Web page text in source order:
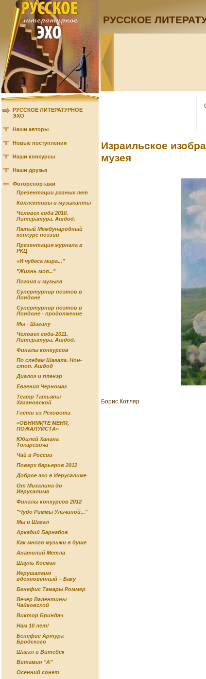
РУССКОЕ
РУССКОЕ ЛИТЕРАТУРНОЕ
ЭХО
Наши авторы
Новые поступления
Наши конкурсы
Наши друзья
Фоторепортажи
Презентации разных лет
Коллективы и музыканты
Человек года 2010.
Литература. Ашдод.
Пятый Международный
конкурс поэзии
Презентация журнала в
РКЦ
«И чудеса мира..."
"Жизнь моя..."
Поэзия и музыка
Супертурнир поэтов в
Лондоне
Супертурнир поэтов в
Лондоне - продолжение
Мы - Шагалу
Человек года-2011.
Литература. Ашдод.
Финалы конкурсов
По следам Шагала. Нон-
стоп. Ашдод
Диалог и пленэр
Евгения Черномаз
Театр Татьяны
Хазановской
Гости из Реховота
«ОБНИМИТЕ МЕНЯ,
ПОЖАЛУЙСТА»
Юбилей Ханана
Токаревича
Чай в России
Поверх барьеров 2012
Доброе эхо в Иерусалиме
От Михалина до
Иерусалима
Финалы конкурсов 2012
"Чудо Риммы Ульчиной..."
Мы и Шагал
Аркадий Барнабов
Как много музыки в душе
Анатолий Метла
Шауль Косман
Иерушалаим
вдохновенный – Баку
Бенефис Тамары Роммер
Вечер Валентины
Чайковской
Виктор Бриндач
Нам 10 лет!
Бенефис Артура
Бродского
Шагал и Витебск
Витамин "А"
Осенний сонет
Израильское
музея
Борис Котляр